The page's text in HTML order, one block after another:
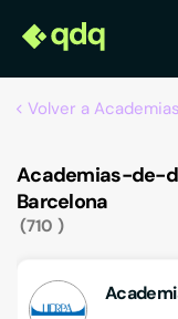
Volver a
Academias-de-
Barcelona
710